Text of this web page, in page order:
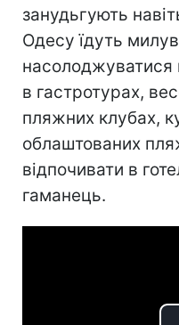
занудьгують
Одесу їдуть
насолоджуватися
в гастротурах,
пляжних клубах,
облаштованих
відпочивати в
гаманець.